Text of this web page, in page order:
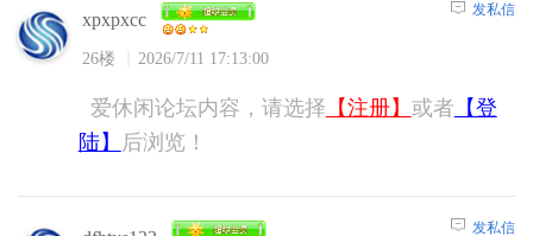
xpxpxcc
26楼 2026/7/11 17:13:00
发私信
爱休闲论坛内容，请选择 【注册】 或者 【登
陆】
后浏览！
发私信